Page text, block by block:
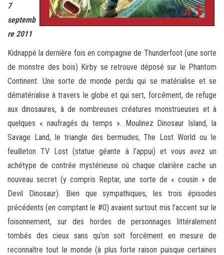
7
septemb
re 2011
Kidnappé la dernière fois en compagnie de Thunderfoot (une sorte
de monstre des bois) Kirby se retrouve déposé sur le Phantom
Continent. Une sorte de monde perdu qui se matérialise et se
dématérialise à travers le globe et qui sert, forcément, de refuge
aux dinosaures, à de nombreuses créatures monstrueuses et à
quelques « naufragés du temps ». Moulinez Dinosaur Island, la
Savage Land, le triangle des bermudes, The Lost World ou le
feuilleton TV Lost (statue géante à l’appui) et vous avez un
achétype de contrée mystérieuse où chaque clairière cache un
nouveau secret (y compris Reptar, une sorte de « cousin » de
Devil Dinosaur). Bien que sympathiques, les trois épisodes
précédents (en comptant le #0) avaient surtout mis l’accent sur le
foisonnement, sur des hordes de personnages littéralement
tombés des cieux sans qu’on soit forcément en mesure de
reconnaître tout le monde (à plus forte raison puisque certaines